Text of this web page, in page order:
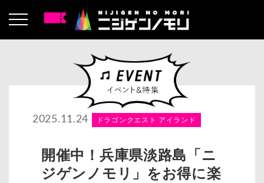
2025.11.24 ドラゴンクエスト アイランド
開催中！兵庫県淡路島「ニ
ジゲンノモリ」をお得に楽